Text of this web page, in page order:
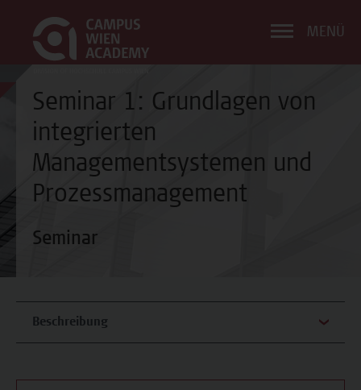
MENÜ
Seminar 1: Grundlagen von
integrierten
Managementsystemen und
Prozessmanagement
Seminar
Beschreibung